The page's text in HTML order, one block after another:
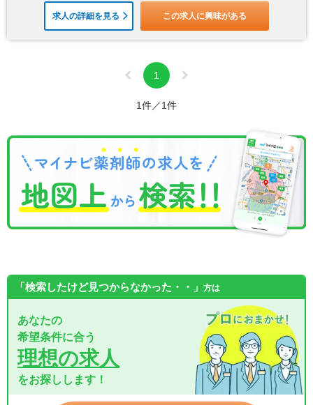
求人の詳細を見る この求人に興味がある
1
1件／1件
「検索したけど見つからなかった・・」 方は
あなたの
希望条件に合う
理想の求人
をお探しします！